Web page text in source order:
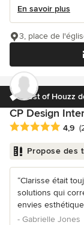
En savoir plus
3, place de
Best of Houzz
CP Design
Note moyenne :
4,9
Propose des
“Clarisse était
solutions qui
envies
- Gabrielle Jones